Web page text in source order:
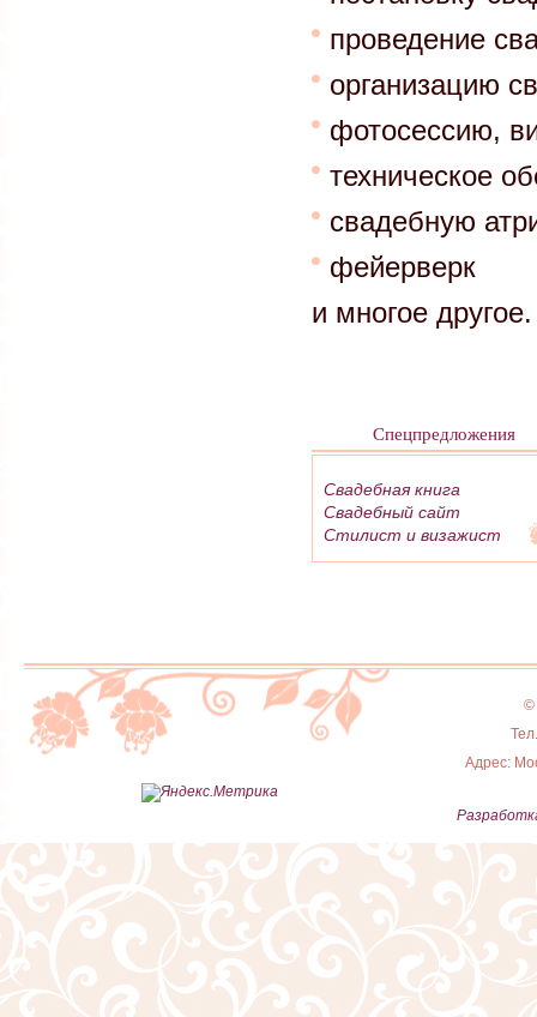
проведение
организацию
фотосессию,
техническое
свадебную
фейерверк
и многое другое.
Спецпредложения
Свадебная книга
Свадебный сайт
Стилист и визажист
©
Адрес: